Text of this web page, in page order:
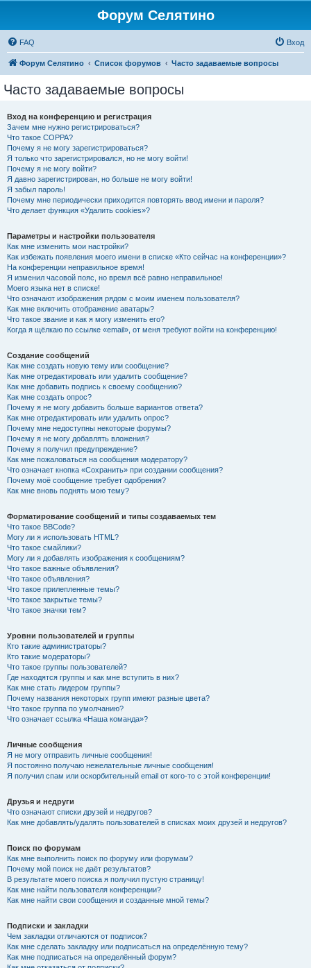
Форум Селятино
FAQ Вход
Форум Селятино Список форумов Часто задаваемые вопросы
Часто задаваемые вопросы
Вход на конференцию и регистрация
Зачем мне нужно регистрироваться?
Что такое COPPA?
Почему я не могу зарегистрироваться?
Я только что зарегистрировался, но не могу войти!
Почему я не могу войти?
Я давно зарегистрирован, но больше не могу войти!
Я забыл пароль!
Почему мне периодически приходится повторять ввод имени и пароля?
Что делает функция «Удалить cookies»?
Параметры и настройки пользователя
Как мне изменить мои настройки?
Как избежать появления моего имени в списке «Кто сейчас на конференции»?
На конференции неправильное время!
Я изменил часовой пояс, но время всё равно неправильное!
Моего языка нет в списке!
Что означают изображения рядом с моим именем пользователя?
Как мне включить отображение аватары?
Что такое звание и как я могу изменить его?
Когда я щёлкаю по ссылке «email», от меня требуют войти на конференцию!
Создание сообщений
Как мне создать новую тему или сообщение?
Как мне отредактировать или удалить сообщение?
Как мне добавить подпись к своему сообщению?
Как мне создать опрос?
Почему я не могу добавить больше вариантов ответа?
Как мне отредактировать или удалить опрос?
Почему мне недоступны некоторые форумы?
Почему я не могу добавлять вложения?
Почему я получил предупреждение?
Как мне пожаловаться на сообщения модератору?
Что означает кнопка «Сохранить» при создании сообщения?
Почему моё сообщение требует одобрения?
Как мне вновь поднять мою тему?
Форматирование сообщений и типы создаваемых тем
Что такое BBCode?
Могу ли я использовать HTML?
Что такое смайлики?
Могу ли я добавлять изображения к сообщениям?
Что такое важные объявления?
Что такое объявления?
Что такое прилепленные темы?
Что такое закрытые темы?
Что такое значки тем?
Уровни пользователей и группы
Кто такие администраторы?
Кто такие модераторы?
Что такое группы пользователей?
Где находятся группы и как мне вступить в них?
Как мне стать лидером группы?
Почему названия некоторых групп имеют разные цвета?
Что такое группа по умолчанию?
Что означает ссылка «Наша команда»?
Личные сообщения
Я не могу отправить личные сообщения!
Я постоянно получаю нежелательные личные сообщения!
Я получил спам или оскорбительный email от кого-то с этой конференции!
Друзья и недруги
Что означают списки друзей и недругов?
Как мне добавлять/удалять пользователей в списках моих друзей и недругов?
Поиск по форумам
Как мне выполнить поиск по форуму или форумам?
Почему мой поиск не даёт результатов?
В результате моего поиска я получил пустую страницу!
Как мне найти пользователя конференции?
Как мне найти свои сообщения и созданные мной темы?
Подписки и закладки
Чем закладки отличаются от подписок?
Как мне сделать закладку или подписаться на определённую тему?
Как мне подписаться на определённый форум?